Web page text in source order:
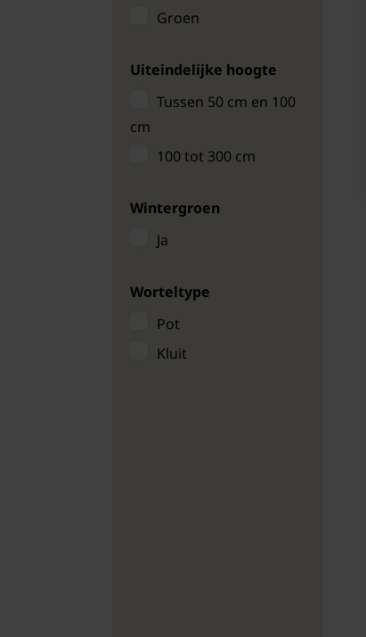
Groen
Uiteindelijke hoogte
Tussen 50 cm en 100
cm
100 tot 300 cm
Wintergroen
Ja
Worteltype
Pot
Kluit